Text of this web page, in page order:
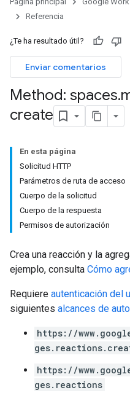
Referencia
¿Te ha resultado útil?
Enviar comentarios
Method: spaces.
create
En esta página
Solicitud HTTP
Parámetros de ruta de acceso
Cuerpo de la solicitud
Cuerpo de la respuesta
Permisos de autorización
Crea una reacción y la
ejemplo, consulta Cómo
Requiere autenticación del
siguientes alcances de
https://
https://
ges.reactions